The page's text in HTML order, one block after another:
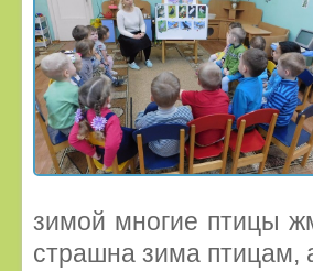
зимой многие птицы
страшна зима птицам,